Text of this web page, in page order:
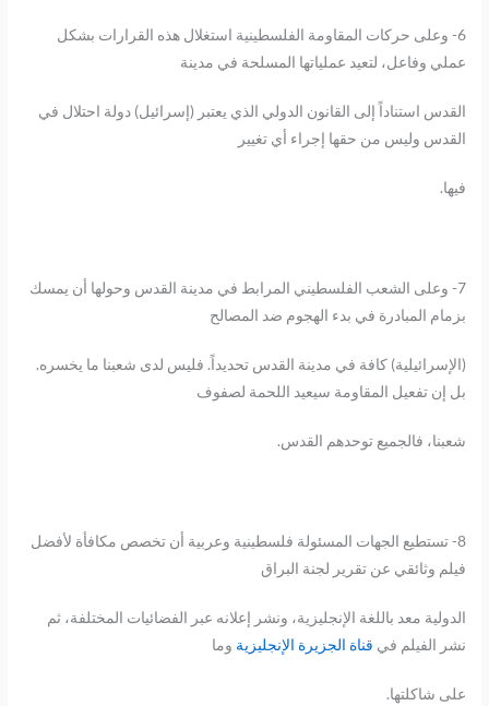
6- وعلى حركات المقاومة الفلسطينية استغلال هذه القرارات بشكل
عملي وفاعل، لتعيد عملياتها المسلحة في مدينة
القدس استناداً إلى القانون الدولي الذي يعتبر (إسرائيل) دولة احتلال في
القدس وليس من حقها إجراء أي تغيير
فيها.
7- وعلى الشعب الفلسطيني المرابط في مدينة القدس وحولها أن يمسك
بزمام المبادرة في بدء الهجوم ضد المصالح
(الإسرائيلية) كافة في مدينة القدس تحديداً. فليس لدى شعبنا ما يخسره.
بل إن تفعيل المقاومة سيعيد اللحمة لصفوف
شعبنا، فالجميع توحدهم القدس.
8- تستطيع الجهات المسئولة فلسطينية وعربية أن تخصص مكافأة لأفضل
فيلم وثائقي عن تقرير لجنة البراق
الدولية معد باللغة الإنجليزية، ونشر إعلانه عبر الفضائيات المختلفة، ثم
نشر الفيلم في قناة الجزيرة الإنجليزية وما
على شاكلتها.